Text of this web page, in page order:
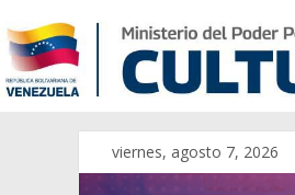
viernes, agosto 7, 2026